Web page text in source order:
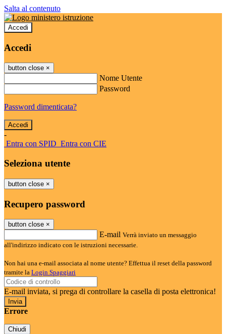
Salta al contenuto
Accedi
Accedi
button close ×
Nome Utente
Password
Password dimenticata?
-
Entra con SPID Entra con CIE
Seleziona utente
button close ×
Recupero password
button close ×
E-mail Verrà inviato un messaggio
all'indirizzo indicato con le istruzioni necessarie.
Non hai una e-mail associata al nome utente? Effettua il reset della password
tramite la Login Spaggiari
E-mail inviata, si prega di controllare la casella di posta elettronica!
Errore
Chiudi